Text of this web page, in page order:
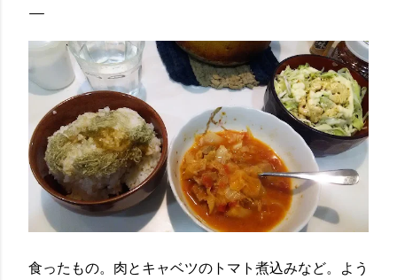
食ったもの。肉とキャベツのトマト煮込みなど。よう